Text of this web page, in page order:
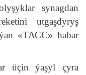
synagdan
utgaşdyryş
«ТАСС» habar
üçin ýaşyl çyra